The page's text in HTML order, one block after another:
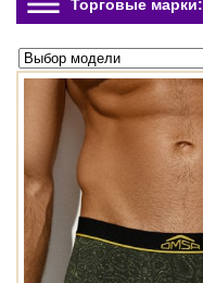
Торговые марки: